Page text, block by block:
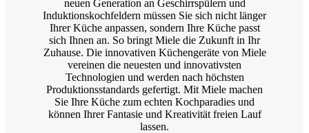
neuen Generation an Geschirrspülern und
Induktionskochfeldern müssen Sie sich nicht länger
Ihrer Küche anpassen, sondern Ihre Küche passt
sich Ihnen an. So bringt Miele die Zukunft in Ihr
Zuhause. Die innovativen Küchengeräte von Miele
vereinen die neuesten und innovativsten
Technologien und werden nach höchsten
Produktionsstandards gefertigt. Mit Miele machen
Sie Ihre Küche zum echten Kochparadies und
können Ihrer Fantasie und Kreativität freien Lauf
lassen.